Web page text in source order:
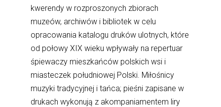
kwerendy w rozproszonych zbiorach
muzeów, archiwów i bibliotek w celu
opracowania katalogu druków ulotnych, które
od połowy XIX wieku wpływały na repertuar
śpiewaczy mieszkańców polskich wsi i
miasteczek południowej Polski. Miłośnicy
muzyki tradycyjnej i tańca; pieśni zapisane w
drukach wykonują z akompaniamentem liry